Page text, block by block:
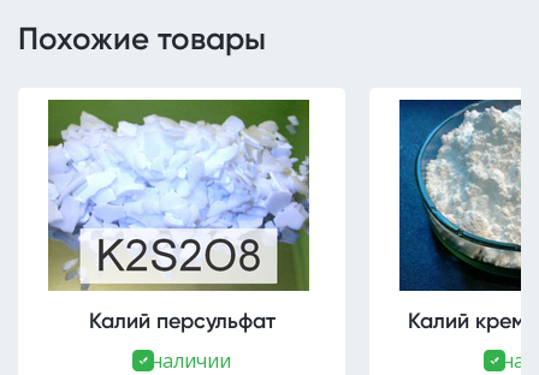
Похожие товары
Калий персульфат
В наличии
Калий
В